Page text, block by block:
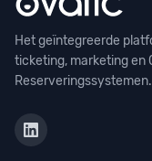
Het geïntegreerde
ticketing, marketing en
Reserveringssystemen.